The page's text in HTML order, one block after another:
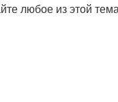
любое из этой